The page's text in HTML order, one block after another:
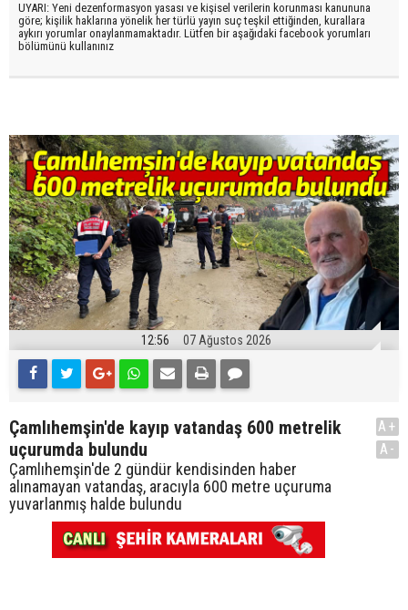
UYARI: Yeni dezenformasyon yasası ve kişisel verilerin korunması kanununa
göre; kişilik haklarına yönelik her türlü yayın suç teşkil ettiğinden, kurallara
aykırı yorumlar onaylanmamaktadır. Lütfen bir aşağıdaki facebook yorumları
bölümünü kullanınız
12:56 07 Ağustos 2026
Çamlıhemşin'de kayıp vatandaş 600 metrelik
uçurumda bulundu
Çamlıhemşin'de 2 gündür kendisinden haber
alınamayan vatandaş, aracıyla 600 metre uçuruma
yuvarlanmış halde bulundu
A+
A-